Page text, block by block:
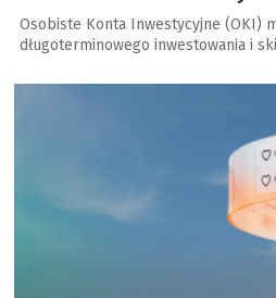
Osobiste Konta Inwestycyjne (OKI)
długoterminowego inwestowania i
a